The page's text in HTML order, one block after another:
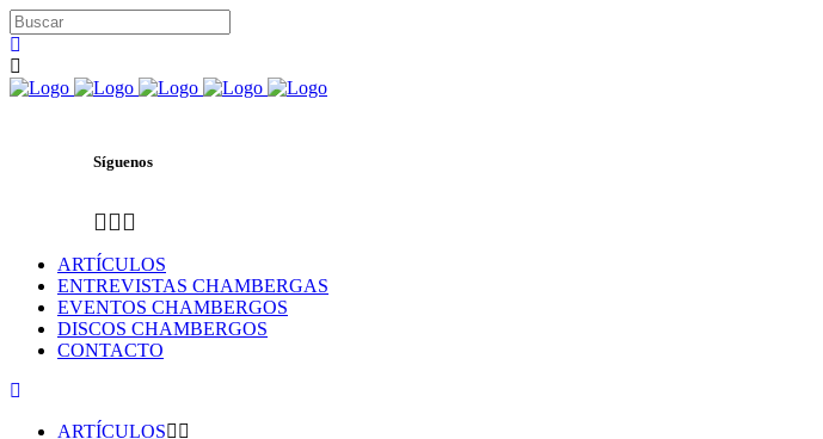
Síguenos
ARTÍCULOS
ENTREVISTAS CHAMBERGAS
EVENTOS CHAMBERGOS
DISCOS CHAMBERGOS
CONTACTO
ARTÍCULOS